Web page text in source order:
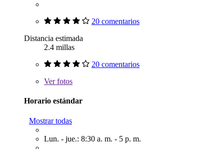
20 comentarios
Distancia estimada
2.4 millas
20 comentarios
Verfotos
Horario estándar
Mostrar todas
Lun. - jue.: 8:30 a. m. - 5 p. m.